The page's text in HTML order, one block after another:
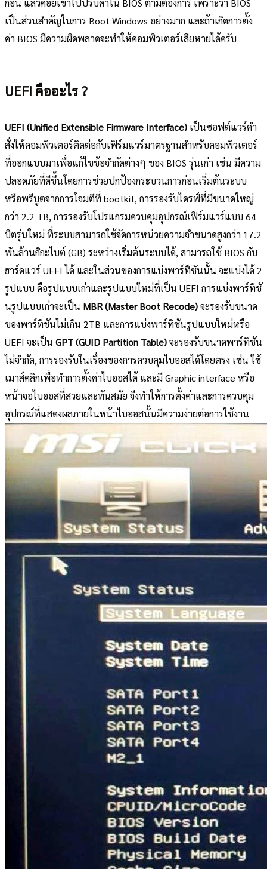
เป็นส่วนสำคัญในการ Boot Windows อย่างมาก และถ้าเกิดการตั้ง
ค่า BIOS มีความผิดพลาดจะทำให้คอมพิวเตอร์เสียหายได้ครับ
UEFI คืออะไร ?
UEFI (Unified Extensible Firmware Interface) เป็นซอฟต์แวร์คำ
สั่งให้คอมพิวเตอร์ติดต่อกับเฟิร์มแวร์มาตรฐานสำหรับคอมพิวเตอร์
ที่ออกแบบมาเพื่อแก้ไขข้อจำกัดต่างๆ ของ BIOS รุ่นเก่า เช่น มีความ
ปลอดภัยที่ดีขึ้นโดยการช่วยปกป้องกระบวนการก่อนเริ่มต้นระบบ
หรือพรีบูตจากการโจมตีที่ bootkit, การรองรับไดรฟ์ที่มีขนาดใหญ่
กว่า 2.2 TB, การรองรับโปรแกรมควบคุมอุปกรณ์เฟิร์มแวร์แบบ 64
บิตรุ่นใหม่ ที่ระบบสามารถใช้จัดการหน่วยความจำขนาดสูงกว่า 17.2
พันล้านกิกะไบต์ (GB) ระหว่างเริ่มต้นระบบได้, สามารถใช้ BIOS กับ
ฮาร์ดแวร์ UEFI ได้ และในส่วนของการแบ่งพาร์ทิชันนั้น จะแบ่งได้ 2
รูปแบบ คือรูปแบบเก่าและรูปแบบใหม่ที่เป็น UEFI การแบ่งพาร์ทิชั
นรูปแบบเก่าจะเป็น MBR (Master Boot Recode)จะรองรับขนาด
ของพาร์ทิชันไม่เกิน 2TB และการแบ่งพาร์ทิชันรูปแบบใหม่หรือ
UEFI จะเป็น GPT (GUID Partition Table)จะรองรับขนาดพาร์ทิชัน
ไม่จำกัด, การรองรับในเรื่องของการควบคุมไบออสได้โดยตรง เช่น ใช้
เมาส์คลิกเพื่อทำการตั้งค่าไบออสได้ และมี Graphic interface หรือ
หน้าจอไบออสที่สวยและทันสมัย จึงทำให้การตั้งค่าและการควบคุม
อุปกรณ์ที่แสดงผลภายในหน้าไบออสนั้นมีความง่ายต่อการใช้งาน